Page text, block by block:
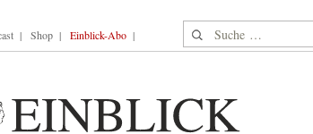
Shop Einblick-Abo Suche nach: